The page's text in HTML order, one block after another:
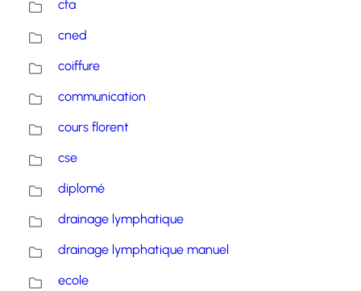
cfa
cned
coiffure
communication
cours florent
cse
diplomé
drainage lymphatique
drainage lymphatique manuel
ecole